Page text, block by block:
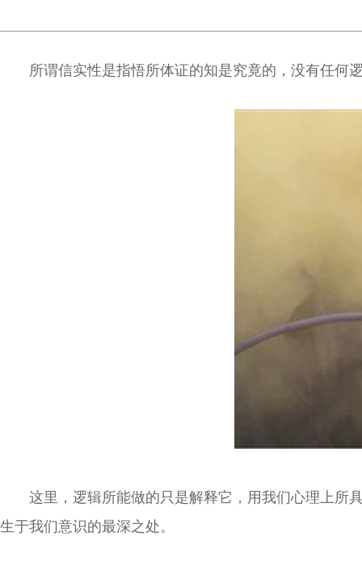
所谓信实性是指悟所体证的知是究竟的，没有任何
这里，逻辑所能做的只是解释它，用我们心理上所
生于我们意识的最深之处。